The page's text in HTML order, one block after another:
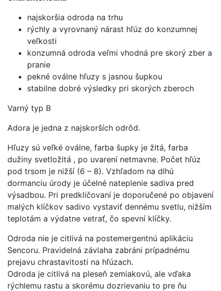
najskoršia odroda na trhu
rýchly a vyrovnaný nárast hľúz do konzumnej
veľkosti
konzumná odroda veľmi vhodná pre skorý zber a
pranie
pekné oválne hľuzy s jasnou šupkou
stabilne dobré výsledky pri skorých zberoch
Varný typ B
Adora je jedna z najskorších odrôd.
Hľuzy sú veľké oválne, farba šupky je žltá, farba
dužiny svetložltá , po uvarení netmavne. Počet hľúz
pod trsom je nižší (6 – 8). Vzhľadom na dlhú
dormanciu úrody je účelné nateplenie sadiva pred
výsadbou. Pri predkličovaní je doporučené po objavení
malých klíčkov sadivo vystaviť dennému svetlu, nižším
teplotám a výdatne vetrať, čo spevní klíčky.
Odroda nie je citlivá na postemergentnú aplikáciu
Sencoru. Pravidelná závlaha zabráni prípadnému
prejavu chrastavitosti na hľúzach.
Odroda je citlivá na pleseň zemiakovú, ale vďaka
rýchlemu rastu a skorému dozrievaniu to pre ňu